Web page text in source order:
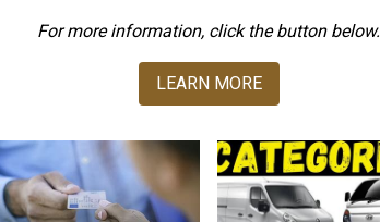
For more information, click the button below.
LEARN MORE